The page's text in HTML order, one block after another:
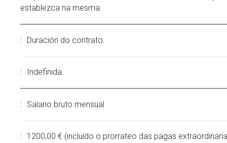
establezca na mesma.
Duración do contrato:
Indefinida.
Salario bruto mensual
1200,00 € (incluído o prorrateo das pagas